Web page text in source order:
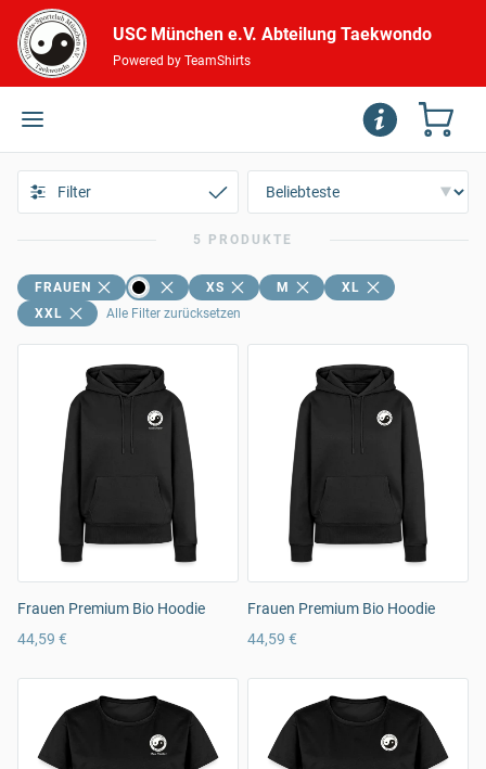
USC München e.V. Abteilung Taekwondo
Powered by TeamShirts
Filter
5 PRODUKTE
FRAUEN XS M
XL
XXL
Alle Filter zurücksetzen
Frauen Premium Bio Hoodie
44,59 €
Frauen Premium Bio Hoodie
44,59 €